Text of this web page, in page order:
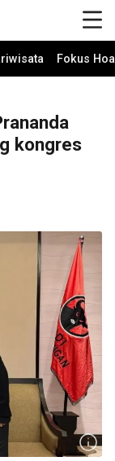
Fokus
kongres